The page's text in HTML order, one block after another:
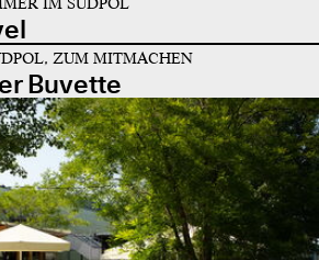
ZUM MITMACHEN
Buvette